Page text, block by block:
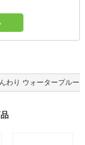
わり ウォータープルー